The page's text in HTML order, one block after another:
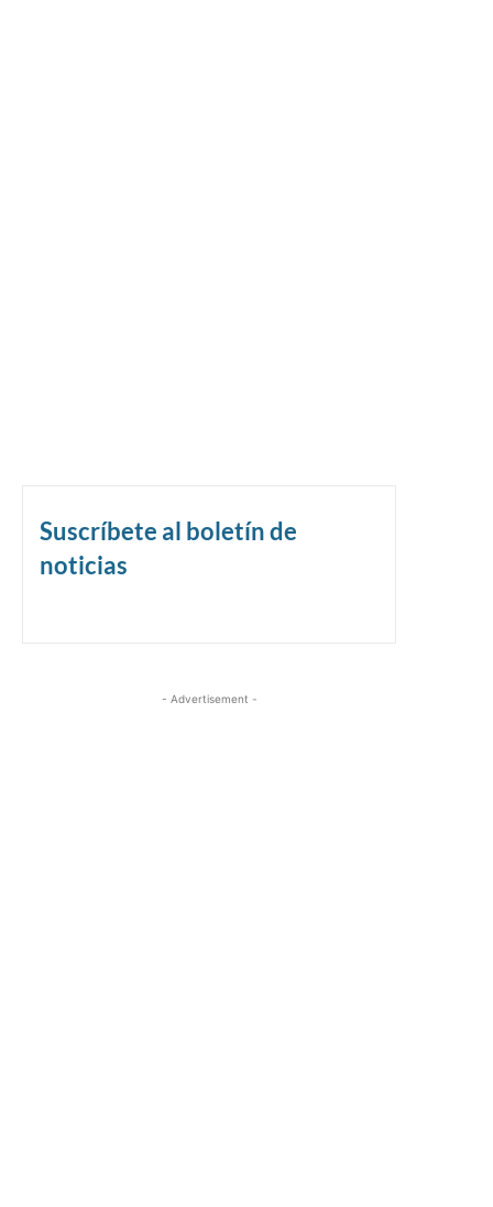
Suscríbete al boletín de
noticias
- Advertisement -